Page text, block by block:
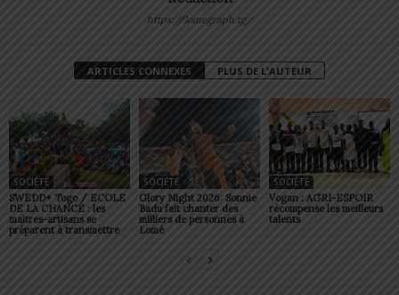
https://lomegraph.tg/
ARTICLES CONNEXES PLUS DE L'AUTEUR
SOCIÉTÉ
SWEDD+ Togo / ECOLE
DE LA CHANCE : les
maitres-artisans se
préparent à transmettre
SOCIÉTÉ
Glory Night 2026: Sonnie
Badu fait chanter des
milliers de personnes à
Lomé
SOCIÉTÉ
Vogan : AGRI-ESPOIR
récompense les meilleurs
talents